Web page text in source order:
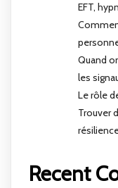
EFT,
Quand
les
Le rôle
Trouver
Recent